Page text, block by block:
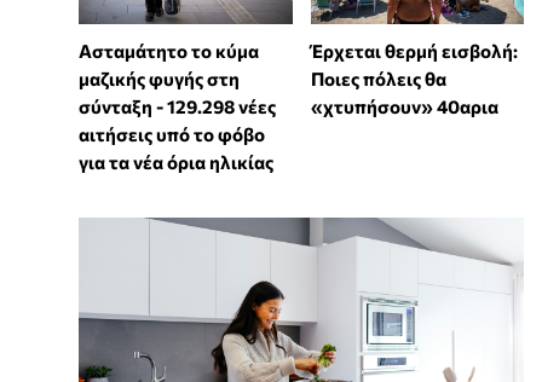
Ασταμάτητο το κύμα
μαζικής φυγής στη
σύνταξη - 129.298 νέες
αιτήσεις υπό το φόβο
για τα νέα όρια ηλικίας
Έρχεται θερμή εισβολή:
Ποιες πόλεις θα
«χτυπήσουν» 40αρια